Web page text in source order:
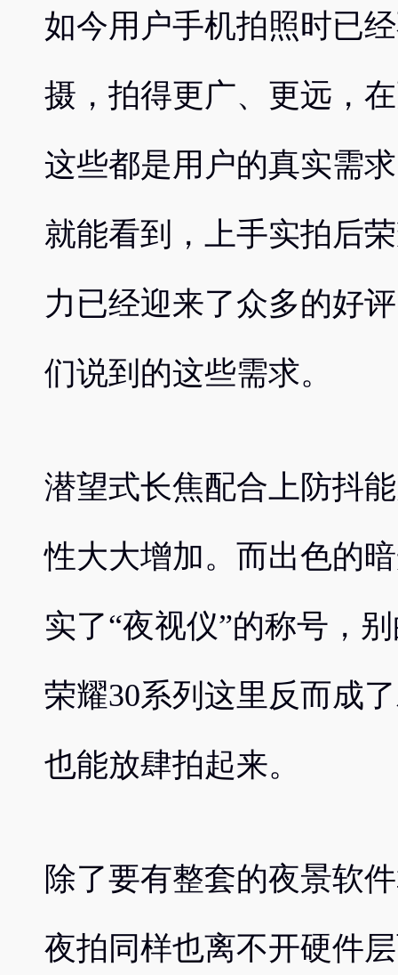
如今用户手机拍照时已
摄，拍得更广、更远，
这些都是用户的真实需
就能看到，上手实拍后
力已经迎来了众多的好
们说到的这些需求。
潜望式长焦配合上防抖
性大大增加。而出色的
实了“夜视仪”的称号，
荣耀30系列这里反而成
也能放肆拍起来。
除了要有整套的夜景软
夜拍同样也离不开硬件